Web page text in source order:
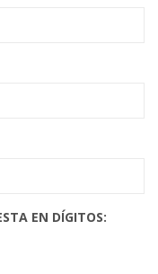
EN DÍGITOS: